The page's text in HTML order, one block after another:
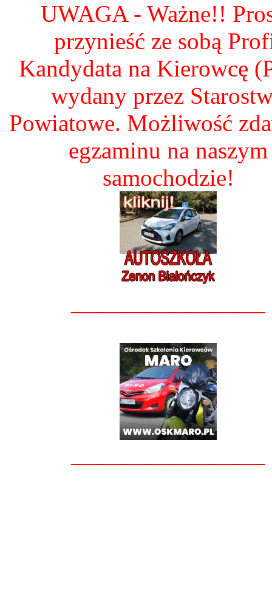
UWAGA - Ważne!!
przynieść ze sobą
Kandydata na Kierowcę
wydany przez
Powiatowe. Możliwość
egzaminu na naszym
samochodzie!